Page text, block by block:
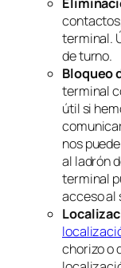
terminal.
de turno.
Bloqueo
terminal
útil si
nos
al ladrón
terminal
acceso al
chorizo o